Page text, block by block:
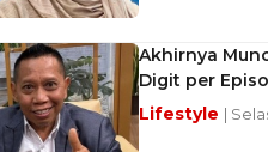
Akhirnya
Digit per
Lifestyle |